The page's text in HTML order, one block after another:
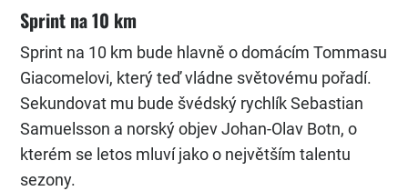
Sprint na 10 km
Sprint na 10 km bude hlavně o domácím Tommasu
Giacomelovi, který teď vládne světovému pořadí.
Sekundovat mu bude švédský rychlík Sebastian
Samuelsson a norský objev Johan-Olav Botn, o
kterém se letos mluví jako o největším talentu
sezony.